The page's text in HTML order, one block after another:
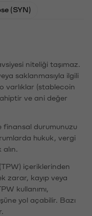
(SYN)
niteliği taşımaz.
saklanmasıyla ilgili
varlıklar (stablecoin
ve ani değer
finansal durumunuzu
hukuk, vergi
alın.
içeriklerinden
zarar, kayıp veya
kullanımı,
yol açabilir. Bazı